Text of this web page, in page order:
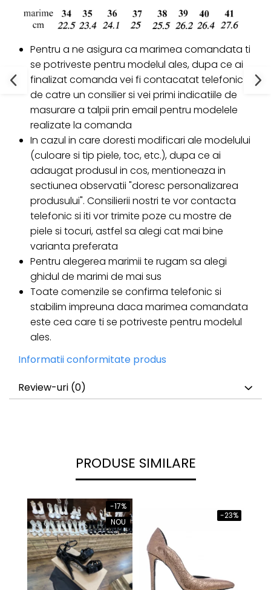
Pentru a ne asigura ca marimea comandata ti
se potriveste pentru modelul ales, dupa ce ai
finalizat comanda vei fi contacatat telefonic
de catre un consilier si vei primi indicatiile de
masurare a talpii prin email pentru modelele
realizate la comanda
In cazul in care doresti modificari ale modelului
(culoare si tip piele, toc, etc.), dupa ce ai
adaugat produsul in cos, mentioneaza in
sectiunea observatii "doresc personalizarea
produsului". Consilierii nostri te vor contacta
telefonic si iti vor trimite poze cu mostre de
piele si tocuri, astfel sa alegi cat mai bine
varianta preferata
Pentru alegerea marimii te rugam sa alegi
ghidul de marimi de mai sus
Toate comenzile se confirma telefonic si
stabilim impreuna daca marimea comandata
este cea care ti se potriveste pentru modelul
ales.
Informatii conformitate produs
Review-uri (0)
PRODUSE SIMILARE
-17%
NOU
-23%